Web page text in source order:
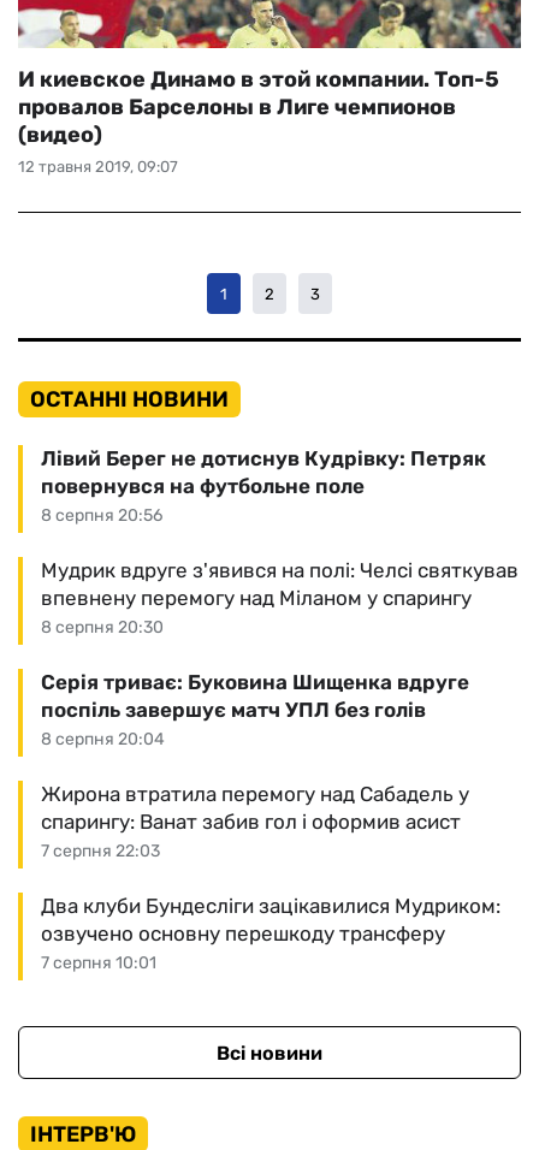
12 травня 2019, 09:07
И киевское Динамо в этой компании. Топ-5
провалов Барселоны в Лиге чемпионов
(видео)
1 2 3
ОСТАННІ НОВИНИ
8 серпня 20:56
Лівий Берег не дотиснув Кудрівку: Петряк
повернувся на футбольне поле
8 серпня 20:30
Мудрик вдруге з'явився на полі: Челсі святкував
впевнену перемогу над Міланом у спарингу
8 серпня 20:04
Серія триває: Буковина Шищенка вдруге
поспіль завершує матч УПЛ без голів
7 серпня 22:03
Жирона втратила перемогу над Сабадель у
спарингу: Ванат забив гол і оформив асист
7 серпня 10:01
Два клуби Бундесліги зацікавилися Мудриком:
озвучено основну перешкоду трансферу
Всі новини
ІНТЕРВ'Ю